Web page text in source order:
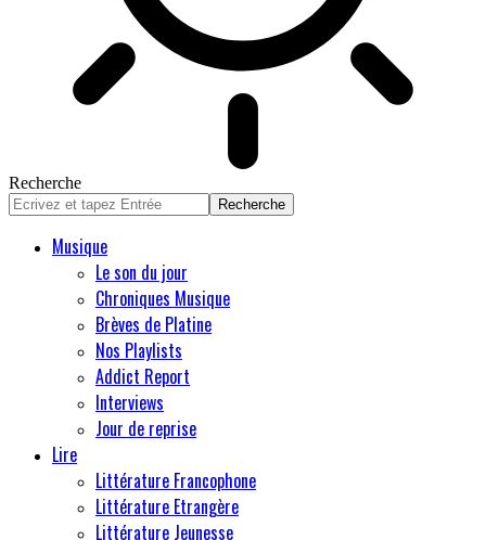
Recherche
Musique
Le son du jour
Chroniques Musique
Brèves de Platine
Nos Playlists
Addict Report
Interviews
Jour de reprise
Lire
Littérature Francophone
Littérature Etrangère
Littérature Jeunesse